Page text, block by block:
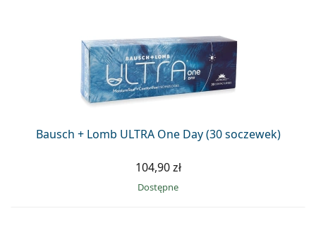
Bausch + Lomb ULTRA One Day (30 soczewek)
104,90 zł
Dostępne